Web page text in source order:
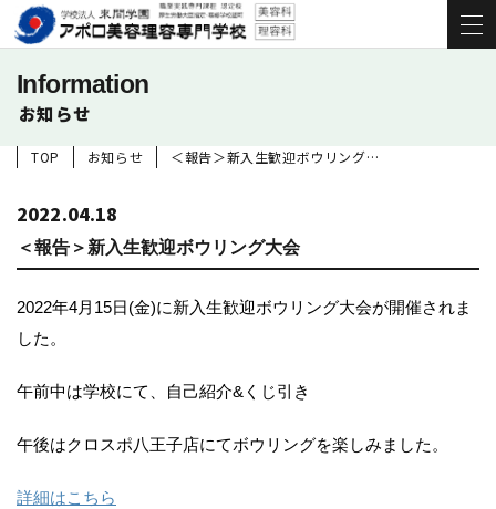
Information
お知らせ
TOP お知らせ ＜報告＞新入生歓迎ボウリング大会
2022.04.18
＜報告＞新入生歓迎ボウリング大会
2022年4月15日(金)に新入生歓迎ボウリング大会が開催されま
した。
午前中は学校にて、自己紹介&くじ引き
午後はクロスポ八王子店にてボウリングを楽しみました。
詳細はこちら